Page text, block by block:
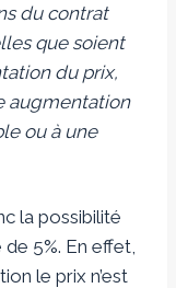
du contrat
que soient
du prix,
augmentation
ou à une
la possibilité
5%. En effet,
le prix n’est